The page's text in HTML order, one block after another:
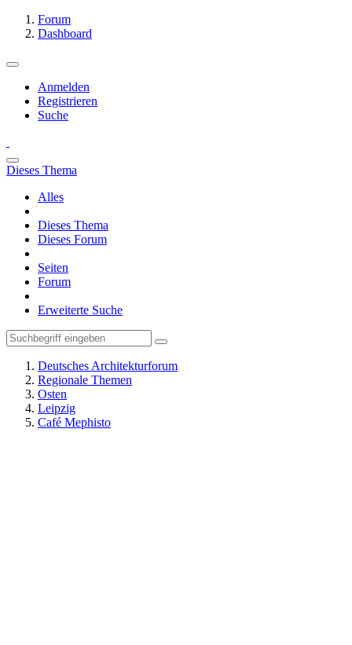
Forum
Dashboard
Anmelden
Registrieren
Suche
Dieses Thema
Alles
Dieses Thema
Dieses Forum
Seiten
Forum
Erweiterte Suche
Deutsches Architekturforum
Regionale Themen
Osten
Leipzig
Café Mephisto